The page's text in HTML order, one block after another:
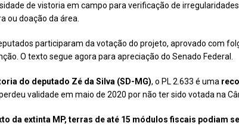
de vistoria em campo para verificação de
ou doação da área.
participaram da votação do projeto, aprovado com
O texto segue agora para apreciação do Senado Federal.
do deputado Zé da Silva (SD-MG), o PL 2.633 é uma
validade em maio de 2020 por não ter sido votada na
da extinta MP, terras de até 15 módulos fiscais podiam